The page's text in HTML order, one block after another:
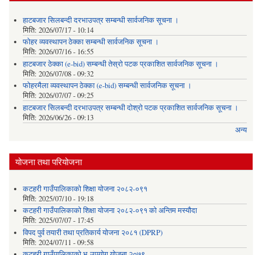
हाटबजार सिलबन्दी दरभाउपत्र सम्बन्धी सार्वजनिक सूचना ।
मिति: 2026/07/17 - 10:14
फोहर व्यवस्थापन ठेक्का सम्बन्धी सार्वजनिक सूचना ।
मिति: 2026/07/16 - 16:55
हाटबजार ठेक्का (e-bid) सम्बन्धी तेस्रो पटक प्रकाशित सार्वजनिक सूचना ।
मिति: 2026/07/08 - 09:32
फोहरमैला व्यवस्थापन ठेक्का (e-bid) सम्बन्धी सार्वजनिक सूचना ।
मिति: 2026/07/07 - 09:25
हाटबजार सिलबन्दी दरभाउपत्र सम्बन्धी दोश्रो पटक प्रकाशित सार्वजनिक सूचना ।
मिति: 2026/06/26 - 09:13
अन्य
योजना तथा परियोजना
कटहरी गाउँपालिकाको शिक्षा योजना २०८२-०९१
मिति: 2025/07/10 - 19:18
कटहरी गाउँपालिकाको शिक्षा योजना २०८२-०९१ को अन्तिम मस्यौदा
मिति: 2025/07/07 - 17:45
विपद पुर्व तयारी तथा प्रतिकार्य योजना २०८१ (DPRP)
मिति: 2024/07/11 - 09:58